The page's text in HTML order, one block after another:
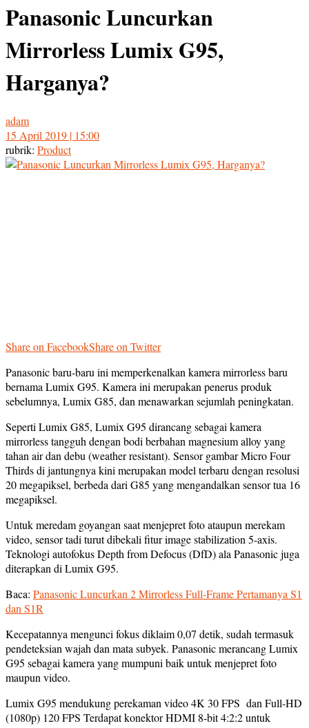
Panasonic Luncurkan
Mirrorless Lumix G95,
Harganya?
adam
15 April 2019 | 15:00
rubrik: Product
Share on FacebookShare on Twitter
Panasonic baru-baru ini memperkenalkan kamera mirrorless baru
bernama Lumix G95. Kamera ini merupakan penerus produk
sebelumnya, Lumix G85, dan menawarkan sejumlah peningkatan.
Seperti Lumix G85, Lumix G95 dirancang sebagai kamera
mirrorless tangguh dengan bodi berbahan magnesium alloy yang
tahan air dan debu (weather resistant). Sensor gambar Micro Four
Thirds di jantungnya kini merupakan model terbaru dengan resolusi
20 megapiksel, berbeda dari G85 yang mengandalkan sensor tua 16
megapiksel.
Untuk meredam goyangan saat menjepret foto ataupun merekam
video, sensor tadi turut dibekali fitur image stabilization 5-axis.
Teknologi autofokus Depth from Defocus (DfD) ala Panasonic juga
diterapkan di Lumix G95.
Baca: Panasonic Luncurkan 2 Mirrorless Full-Frame Pertamanya S1
dan S1R
Kecepatannya mengunci fokus diklaim 0,07 detik, sudah termasuk
pendeteksian wajah dan mata subyek. Panasonic merancang Lumix
G95 sebagai kamera yang mumpuni baik untuk menjepret foto
maupun video.
Lumix G95 mendukung perekaman video 4K 30 FPS dan Full-HD
(1080p) 120 FPS Terdapat konektor HDMI 8-bit 4:2:2 untuk